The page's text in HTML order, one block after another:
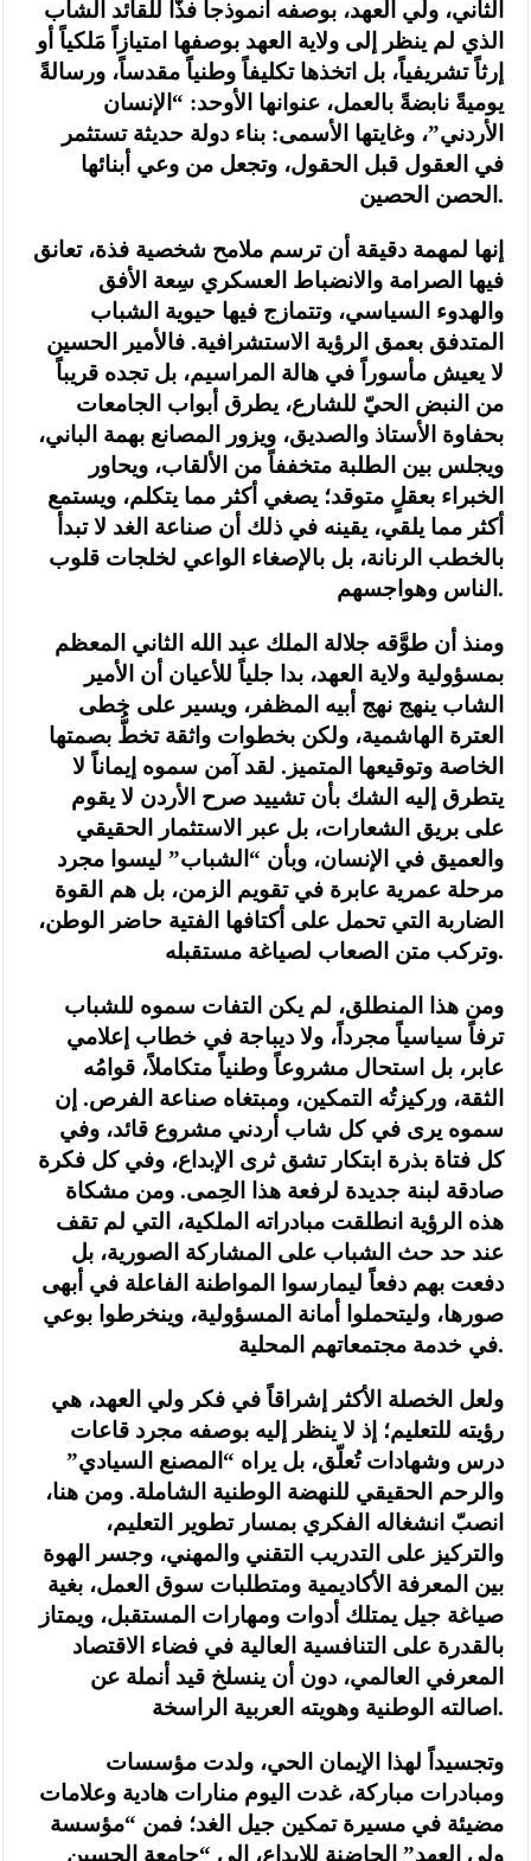
الثاني، ولي العهد، بوصفه أنموذجاً فذّاً للقائد الشاب
الذي لم ينظر إلى ولاية العهد بوصفها امتيازاً مَلكياً أو
إرثاً تشريفياً، بل اتخذها تكليفاً وطنياً مقدساً، ورسالةً
يوميةً نابضةً بالعمل، عنوانها الأوحد: “الإنسان
الأردني”، وغايتها الأسمى: بناء دولة حديثة تستثمر
في العقول قبل الحقول، وتجعل من وعي أبنائها
الحصن الحصين.
إنها لمهمة دقيقة أن ترسم ملامح شخصية فذة، تعانق
فيها الصرامة والانضباط العسكري سِعة الأفق
والهدوء السياسي، وتتمازج فيها حيوية الشباب
المتدفق بعمق الرؤية الاستشرافية. فالأمير الحسين
لا يعيش مأسوراً في هالة المراسيم، بل تجده قريباً
من النبض الحيّ للشارع، يطرق أبواب الجامعات
بحفاوة الأستاذ والصديق، ويزور المصانع بهمة الباني،
ويجلس بين الطلبة متخففاً من الألقاب، ويحاور
الخبراء بعقلٍ متوقد؛ يصغي أكثر مما يتكلم، ويستمع
أكثر مما يلقي، يقينه في ذلك أن صناعة الغد لا تبدأ
بالخطب الرنانة، بل بالإصغاء الواعي لخلجات قلوب
الناس وهواجسهم.
ومنذ أن طوَّقه جلالة الملك عبد الله الثاني المعظم
بمسؤولية ولاية العهد، بدا جلياً للأعيان أن الأمير
الشاب ينهج نهج أبيه المظفر، ويسير على خطى
العترة الهاشمية، ولكن بخطوات واثقة تخطُّ بصمتها
الخاصة وتوقيعها المتميز. لقد آمن سموه إيماناً لا
يتطرق إليه الشك بأن تشييد صرح الأردن لا يقوم
على بريق الشعارات، بل عبر الاستثمار الحقيقي
والعميق في الإنسان، وبأن “الشباب” ليسوا مجرد
مرحلة عمرية عابرة في تقويم الزمن، بل هم القوة
الضاربة التي تحمل على أكتافها الفتية حاضر الوطن،
وتركب متن الصعاب لصياغة مستقبله.
ومن هذا المنطلق، لم يكن التفات سموه للشباب
ترفاً سياسياً مجرداً، ولا ديباجة في خطاب إعلامي
عابر، بل استحال مشروعاً وطنياً متكاملاً، قوامُه
الثقة، وركيزتُه التمكين، ومبتغاه صناعة الفرص. إن
سموه يرى في كل شاب أردني مشروع قائد، وفي
كل فتاة بذرة ابتكار تشق ثرى الإبداع، وفي كل فكرة
صادقة لبنة جديدة لرفعة هذا الحِمى. ومن مشكاة
هذه الرؤية انطلقت مبادراته الملكية، التي لم تقف
عند حد حث الشباب على المشاركة الصورية، بل
دفعت بهم دفعاً ليمارسوا المواطنة الفاعلة في أبهى
صورها، وليتحملوا أمانة المسؤولية، وينخرطوا بوعي
في خدمة مجتمعاتهم المحلية.
ولعل الخصلة الأكثر إشراقاً في فكر ولي العهد، هي
رؤيته للتعليم؛ إذ لا ينظر إليه بوصفه مجرد قاعات
درس وشهادات تُعلّق، بل يراه “المصنع السيادي”
والرحم الحقيقي للنهضة الوطنية الشاملة. ومن هنا،
انصبّ انشغاله الفكري بمسار تطوير التعليم،
والتركيز على التدريب التقني والمهني، وجسر الهوة
بين المعرفة الأكاديمية ومتطلبات سوق العمل، بغية
صياغة جيل يمتلك أدوات ومهارات المستقبل، ويمتاز
بالقدرة على التنافسية العالية في فضاء الاقتصاد
المعرفي العالمي، دون أن ينسلخ قيد أنملة عن
اصالته الوطنية وهويته العربية الراسخة.
وتجسيداً لهذا الإيمان الحي، ولدت مؤسسات
ومبادرات مباركة، غدت اليوم منارات هادية وعلامات
مضيئة في مسيرة تمكين جيل الغد؛ فمن “مؤسسة
ولي العهد” الحاضنة للإبداع، إلى “جامعة الحسين